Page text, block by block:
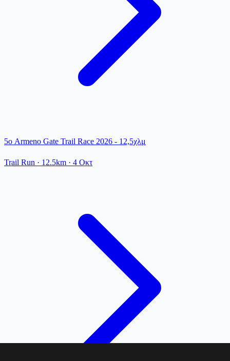
5ο Armeno Gate Trail Race 2026 - 12,5χλμ
Trail Run · 12.5km · 4 Οκτ